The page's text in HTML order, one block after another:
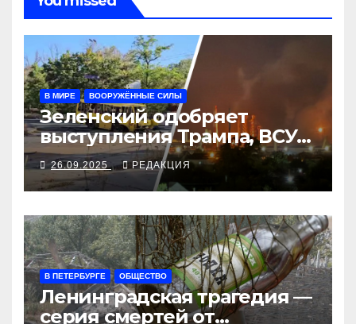
В МИРЕ ВООРУЖЁННЫЕ СИЛЫ
Зеленский одобряет
выступления Трампа, ВСУ
закрыли Добропольский
рубеж
26.09.2025 РЕДАКЦИЯ
В ПЕТЕРБУРГЕ ОБЩЕСТВО
Ленинградская трагедия —
серия смертей от